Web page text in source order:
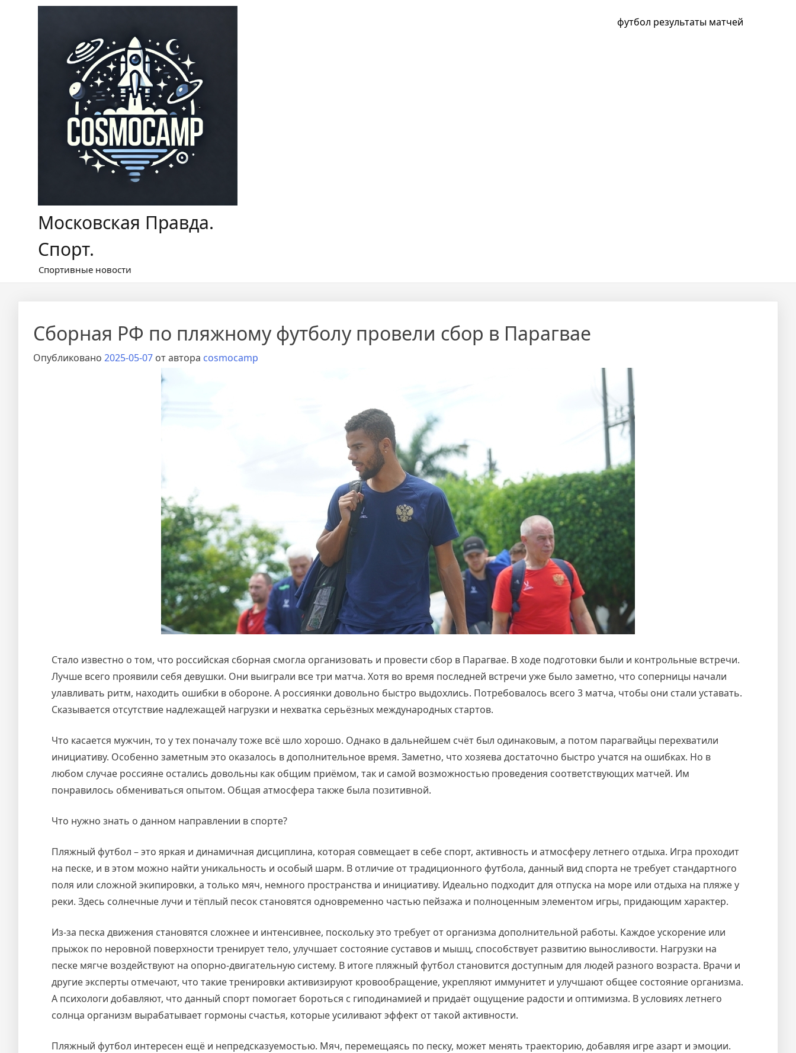
Перейти
Московская Правда.
Спорт.
Спортивные новости
футбол результаты матчей
Сборная РФ по пляжному футболу провели сбор в Парагвае
Опубликовано 2025-05-07 от автора cosmocamp
Стало известно о том, что российская сборная смогла организовать и провести сбор в Парагвае. В ходе подготовки были и контрольные встречи.
Лучше всего проявили себя девушки. Они выиграли все три матча. Хотя во время последней встречи уже было заметно, что соперницы начали
улавливать ритм, находить ошибки в обороне. А россиянки довольно быстро выдохлись. Потребовалось всего 3 матча, чтобы они стали уставать.
Сказывается отсутствие надлежащей нагрузки и нехватка серьёзных международных стартов.
Что касается мужчин, то у тех поначалу тоже всё шло хорошо. Однако в дальнейшем счёт был одинаковым, а потом парагвайцы перехватили
инициативу. Особенно заметным это оказалось в дополнительное время. Заметно, что хозяева достаточно быстро учатся на ошибках. Но в
любом случае россияне остались довольны как общим приёмом, так и самой возможностью проведения соответствующих матчей. Им
понравилось обмениваться опытом. Общая атмосфера также была позитивной.
Что нужно знать о данном направлении в спорте?
Пляжный футбол – это яркая и динамичная дисциплина, которая совмещает в себе спорт, активность и атмосферу летнего отдыха. Игра проходит
на песке, и в этом можно найти уникальность и особый шарм. В отличие от традиционного футбола, данный вид спорта не требует стандартного
поля или сложной экипировки, а только мяч, немного пространства и инициативу. Идеально подходит для отпуска на море или отдыха на пляже у
реки. Здесь солнечные лучи и тёплый песок становятся одновременно частью пейзажа и полноценным элементом игры, придающим характер.
Из-за песка движения становятся сложнее и интенсивнее, поскольку это требует от организма дополнительной работы. Каждое ускорение или
прыжок по неровной поверхности тренирует тело, улучшает состояние суставов и мышц, способствует развитию выносливости. Нагрузки на
песке мягче воздействуют на опорно-двигательную систему. В итоге пляжный футбол становится доступным для людей разного возраста. Врачи и
другие эксперты отмечают, что такие тренировки активизируют кровообращение, укрепляют иммунитет и улучшают общее состояние организма.
А психологи добавляют, что данный спорт помогает бороться с гиподинамией и придаёт ощущение радости и оптимизма. В условиях летнего
солнца организм вырабатывает гормоны счастья, которые усиливают эффект от такой активности.
Пляжный футбол интересен ещё и непредсказуемостью. Мяч, перемещаясь по песку, может менять траекторию, добавляя игре азарт и эмоции.